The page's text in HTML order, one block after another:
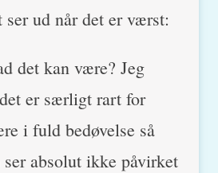
ser ud når det er værst:
det kan være? Jeg
er særligt rart for
i fuld bedøvelse så
absolut ikke påvirket